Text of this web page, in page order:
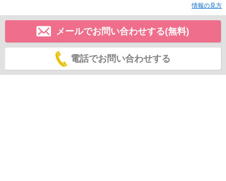
情報の見方
メールでお問い合わせする(無料)
電話でお問い合わせする